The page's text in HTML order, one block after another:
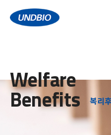
Welfare
Benefits 복리